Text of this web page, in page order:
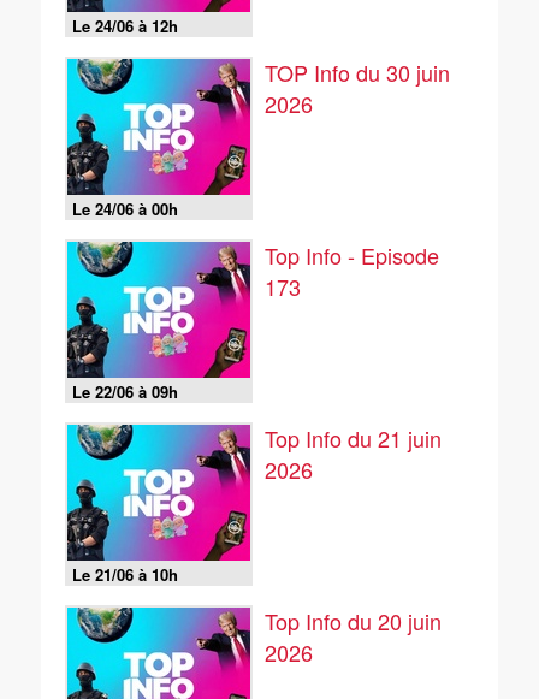
Le 24/06 à 12h
Le 24/06 à 00h
TOP Info du 30 juin
2026
Le 22/06 à 09h
Top Info - Episode
173
Le 21/06 à 10h
Top Info du 21 juin
2026
Top Info du 20 juin
2026